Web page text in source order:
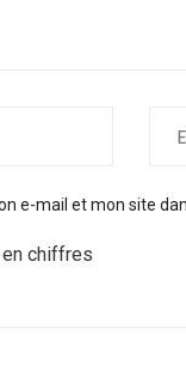
e-mail et mon site
chiffres